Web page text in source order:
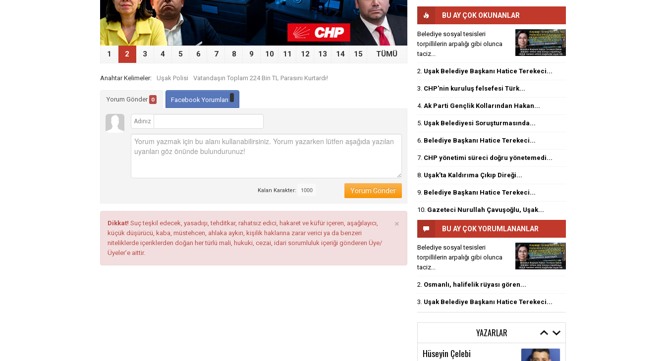
1 2 3 4 5 6 7 8 9 10 11 12 13 14 15 TÜMÜ
Anahtar Kelimeler: Uşak Polisi Vatandaşın Toplam 224 Bin TL Parasını Kurtardı!
Yorum Gönder 0 Facebook Yorumları
Adınız
Yorum Gönder
Kalan Karakter:
×
Dikkat! Suç teşkil edecek, yasadışı, tehditkar, rahatsız edici, hakaret ve küfür içeren, aşağılayıcı,
küçük düşürücü, kaba, müstehcen, ahlaka aykırı, kişilik haklarına zarar verici ya da benzeri
niteliklerde içeriklerden doğan her türlü mali, hukuki, cezai, idari sorumluluk içeriği gönderen Üye/
Üyeler’e aittir.
BU AY ÇOK OKUNANLAR
Belediye sosyal tesisleri
torpillilerin arpalığı gibi olunca
taciz...
2. Uşak Belediye Başkanı Hatice Terekeci...
3. CHP'nin kuruluş felsefesi Türk...
4. Ak Parti Gençlik Kollarından Hakan...
5. Uşak Belediyesi Soruşturmasında...
6. Belediye Başkanı Hatice Terekeci...
7. CHP yönetimi süreci doğru yönetemedi...
8. Uşak’ta Kaldırıma Çıkıp Direği...
9. Belediye Başkanı Hatice Terekeci...
10. Gazeteci Nurullah Çavuşoğlu, Uşak...
BU AY ÇOK YORUMLANANLAR
Belediye sosyal tesisleri
torpillilerin arpalığı gibi olunca
taciz...
2. Osmanlı, halifelik rüyası gören...
3. Uşak Belediye Başkanı Hatice Terekeci...
YAZARLAR
Hüseyin Çelebi